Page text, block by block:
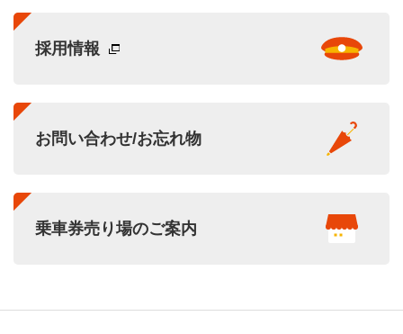
採用情報
お問い合わせ/お忘れ物
乗車券売り場のご案内